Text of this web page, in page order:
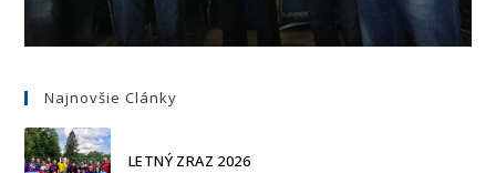
Najnovšie Clánky
LETNÝ ZRAZ 2026